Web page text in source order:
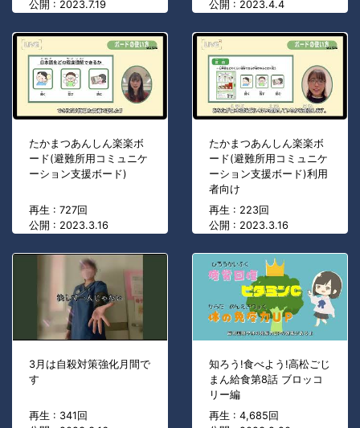
公開 : 2023.7.19
公開 : 2023.4.4
たかまつあんしん楽楽ボ
ード(避難所用コミュニケ
ーション支援ボード)
再生 : 727回
公開 : 2023.3.16
たかまつあんしん楽楽ボ
ード(避難所用コミュニケ
ーション支援ボード)利用
者向け
再生 : 223回
公開 : 2023.3.16
3月は自殺対策強化月間で
す
再生 : 341回
知ろう!食べよう!高松ごじ
まん給食第8話 ブロッコ
リー編
再生 : 4,685回